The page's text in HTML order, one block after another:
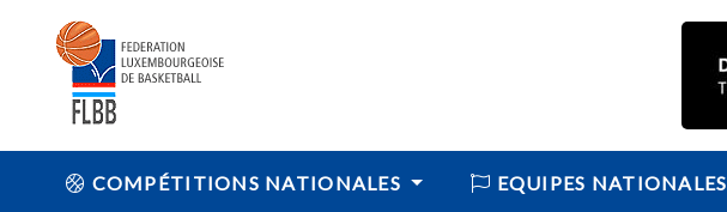
COMPÉTITIONS NATIONALES EQUIPES NATIONALES